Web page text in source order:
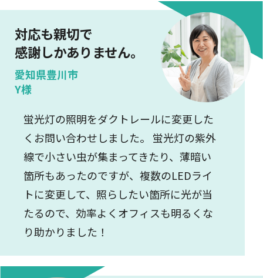
対応も親切で
感謝しかありません。
愛知県豊川市
Y様
蛍光灯の照明をダクトレールに変更した
くお問い合わせしました。 蛍光灯の紫外
線で小さい虫が集まってきたり、薄暗い
箇所もあったのですが、複数のLEDライ
トに変更して、照らしたい箇所に光が当
たるので、効率よくオフィスも明るくな
り助かりました！